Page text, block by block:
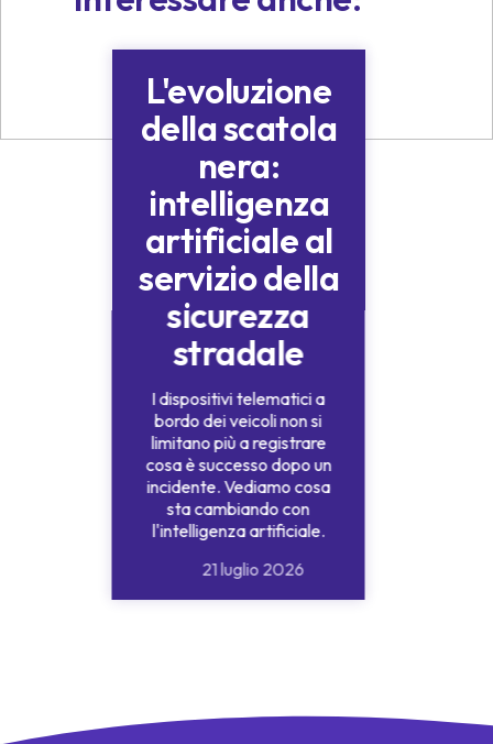
Prodotto BeRebel
L'evoluzione
della scatola
nera:
intelligenza
artificiale al
servizio della
sicurezza
stradale
I dispositivi telematici a
bordo dei veicoli non si
limitano più a registrare
cosa è successo dopo un
incidente. Vediamo cosa
sta cambiando con
l'intelligenza artificiale.
21 luglio 2026